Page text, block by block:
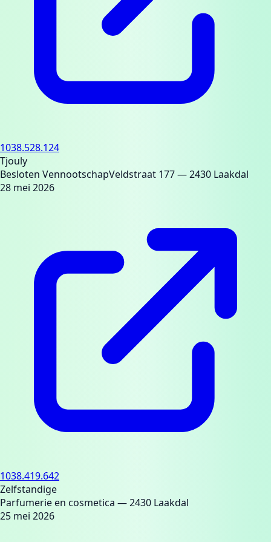
1038.528.124
Tjouly
Besloten VennootschapVeldstraat 177— 2430 Laakdal
28 mei 2026
1038.419.642
Zelfstandige
Parfumerie en cosmetica — 2430 Laakdal
25 mei 2026